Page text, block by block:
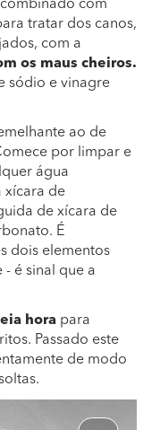
com
tratar dos canos,
com a
os maus cheiros.
sódio e vinagre
ao de
por limpar e
água
xícara de
de xícara de
É
dois elementos
- é sinal que a
hora para
Passado este
de modo